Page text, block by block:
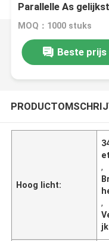
Parallelle As
Wormtoestel Met
MOQ：1000 stuks
Beste prijs
Hoog licht:
,
,